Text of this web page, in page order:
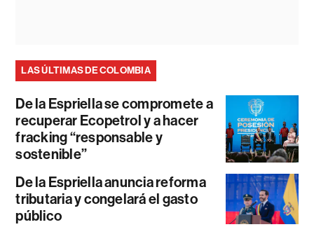
LAS ÚLTIMAS DE COLOMBIA
De la Espriella se compromete a
recuperar Ecopetrol y a hacer
fracking “responsable y
sostenible”
De la Espriella anuncia reforma
tributaria y congelará el gasto
público